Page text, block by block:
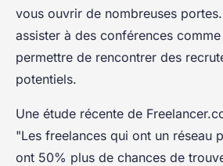
vous ouvrir de nombreuses
assister à des conférences comme
permettre de rencontrer des
potentiels.
Une étude récente de
"Les freelances qui ont un réseau
ont 50% plus de chances de